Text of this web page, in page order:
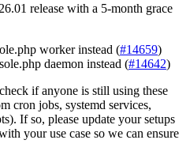
release with a 5-month grace
worker instead (#14659)
daemon instead (#14642)
if anyone is still using these
cron jobs, systemd services,
If so, please update your setups
your use case so we can ensure